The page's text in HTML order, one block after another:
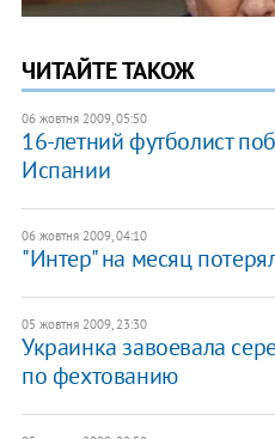
ЧИТАЙТЕ ТАКОЖ
06 жовтня 2009, 05:50
16-летний футболист
Испании
06 жовтня 2009, 04:10
"Интер" на месяц
05 жовтня 2009, 23:30
Украинка завоевала
по фехтованию